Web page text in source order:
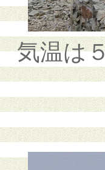
気温は